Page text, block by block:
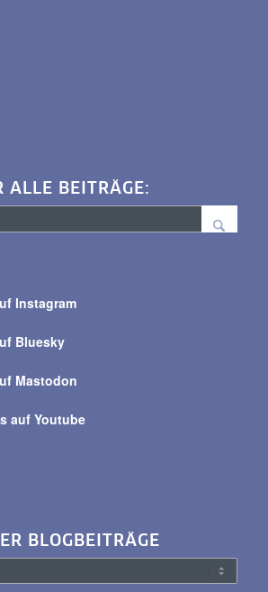
ALLE BEITRÄGE:
Instagram
Bluesky
Mastodon
auf Youtube
BLOGBEITRÄGE